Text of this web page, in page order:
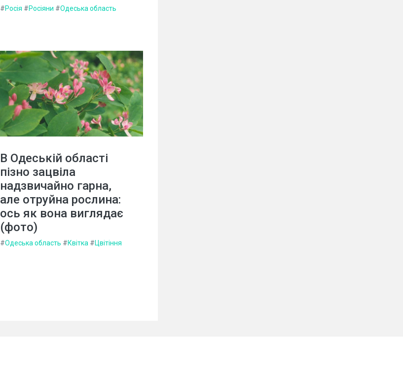
#Росія #Росіяни #Одеська область
В Одеській області
пізно зацвіла
надзвичайно гарна,
але отруйна рослина:
ось як вона виглядає
(фото)
#Одеська область #Квітка #Цвітіння